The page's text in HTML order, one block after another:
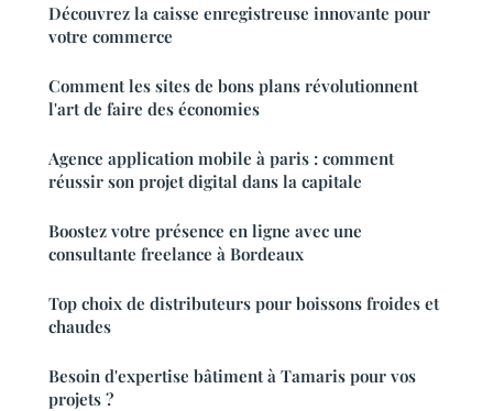
Découvrez la caisse enregistreuse innovante pour
votre commerce
Comment les sites de bons plans révolutionnent
l'art de faire des économies
Agence application mobile à paris : comment
réussir son projet digital dans la capitale
Boostez votre présence en ligne avec une
consultante freelance à Bordeaux
Top choix de distributeurs pour boissons froides et
chaudes
Besoin d'expertise bâtiment à Tamaris pour vos
projets ?